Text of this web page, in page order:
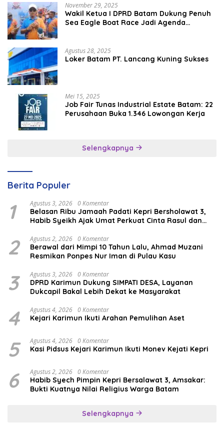
November 29, 2025
Wakil Ketua I DPRD Batam Dukung Penuh
Sea Eagle Boat Race Jadi Agenda
Agustus 28, 2025
Loker Batam PT. Lancang Kuning Sukses
Mei 15, 2025
Job Fair Tunas Industrial Estate Batam: 22
Perusahaan Buka 1.346 Lowongan Kerja
Selengkapnya
Berita Populer
1 Agustus 3, 2026 0 Komentar
Belasan Ribu Jamaah Padati Kepri Bersholawat 3,
Habib Syeikh Ajak Umat Perkuat Cinta Rasul dan
2 Agustus 2, 2026 0 Komentar
Berawal dari Mimpi 10 Tahun Lalu, Ahmad Muzani
Resmikan Ponpes Nur Iman di Pulau Kasu
3 Agustus 3, 2026 0 Komentar
DPRD Karimun Dukung SIMPATI DESA, Layanan
Dukcapil Bakal Lebih Dekat ke Masyarakat
4 Agustus 4, 2026 0 Komentar
Kejari Karimun Ikuti Arahan Pemulihan Aset
5 Agustus 4, 2026 0 Komentar
Kasi Pidsus Kejari Karimun Ikuti Monev Kejati Kepri
6 Agustus 2, 2026 0 Komentar
Habib Syech Pimpin Kepri Bersalawat 3, Amsakar:
Bukti Kuatnya Nilai Religius Warga Batam
Selengkapnya